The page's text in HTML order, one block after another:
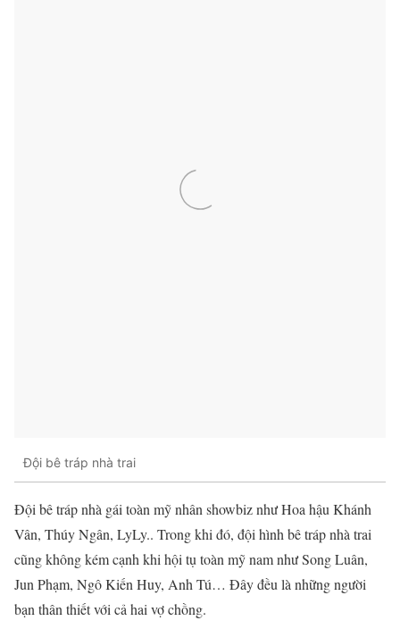
Đội bê tráp nhà trai
Đội bê tráp nhà gái toàn mỹ nhân showbiz như Hoa hậu Khánh
Vân, Thúy Ngân, LyLy.. Trong khi đó, đội hình bê tráp nhà trai
cũng không kém cạnh khi hội tụ toàn mỹ nam như Song Luân,
Jun Phạm, Ngô Kiến Huy, Anh Tú… Đây đều là những người
bạn thân thiết với cả hai vợ chồng.